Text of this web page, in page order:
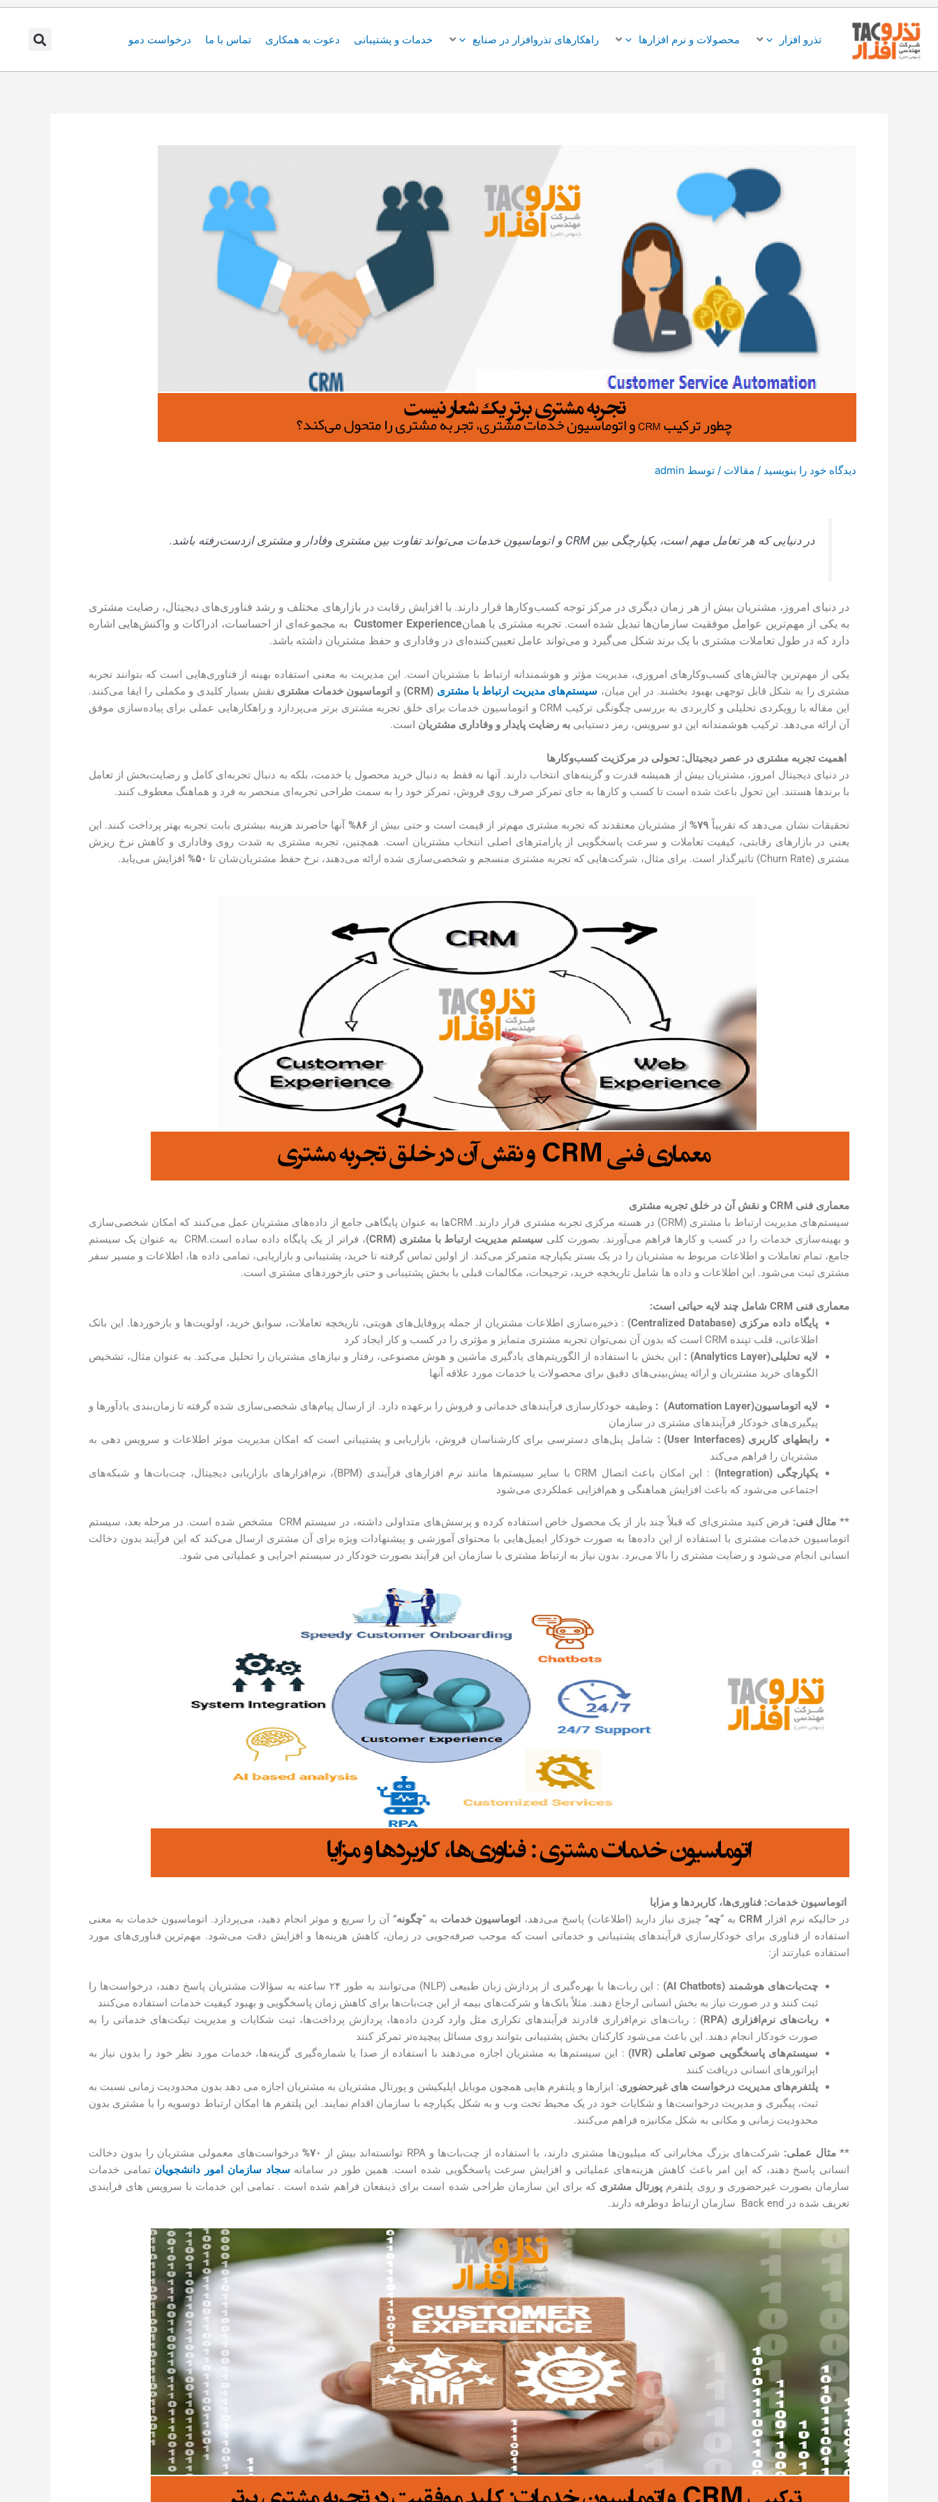
رفتن
محتوا
تذرو افزار محصولات و نرم افزارها راهکارهای تذروافزار در صنایع خدمات و پشتیبانی دعوت به همکاری تماس با ما درخواست دمو
دیدگاه‌ خود را بنویسید / مقالات / توسط admin
در دنیایی که هر تعامل مهم است، یکپارچگی بین CRM و اتوماسیون خدمات می‌تواند تفاوت بین مشتری وفادار و مشتری از‌دست‌رفته باشد.
در دنیای امروز، مشتریان بیش از هر زمان دیگری در مرکز توجه کسب‌وکارها قرار دارند. با افزایش رقابت در بازارهای مختلف و رشد فناوری‌های دیجیتال، رضایت مشتری
به یکی از مهم‌ترین عوامل موفقیت سازمان‌ها تبدیل شده است. تجربه مشتری یا همانCustomer Experience به مجموعه‌ای از احساسات، ادراکات و واکنش‌هایی اشاره
دارد که در طول تعاملات مشتری با یک برند شکل می‌گیرد و می‌تواند عامل تعیین‌کننده‌ای در وفاداری و حفظ مشتریان داشته باشد.
یکی از مهم‌ترین چالش‌های کسب‌وکارهای امروزی، مدیریت مؤثر و هوشمندانه ارتباط با مشتریان است. این مدیریت به معنی استفاده بهینه از فناوری‌هایی است که بتوانند تجربه
مشتری را به شکل قابل توجهی بهبود بخشند. در این میان، سیستم‌های مدیریت ارتباط با مشتری (CRM) و اتوماسیون خدمات مشتری نقش بسیار کلیدی و مکملی را ایفا می‌کنند.
این مقاله با رویکردی تحلیلی و کاربردی به بررسی چگونگی ترکیب CRM و اتوماسیون خدمات برای خلق تجربه مشتری برتر می‌پردازد و راهکارهایی عملی برای پیاده‌سازی موفق
آن ارائه می‌دهد. ترکیب هوشمندانه این دو سرویس، رمز دستیابی به رضایت پایدار و وفاداری مشتریان است.
اهمیت تجربه مشتری در عصر دیجیتال: تحولی در مرکزیت کسب‌وکارها
در دنیای دیجیتال امروز، مشتریان بیش از همیشه قدرت و گزینه‌های انتخاب دارند. آنها نه فقط به دنبال خرید محصول یا خدمت، بلکه به دنبال تجربه‌ای کامل و رضایت‌بخش از تعامل
با برندها هستند. این تحول باعث شده است تا کسب و کارها به جای تمرکز صرف روی فروش، تمرکز خود را به سمت طراحی تجربه‌ای منحصر به فرد و هماهنگ معطوف کنند.
تحقیقات نشان می‌دهد که تقریباً ۷۹% از مشتریان معتقدند که تجربه مشتری مهم‌تر از قیمت است و حتی بیش از۸۶%
آنها حاضرند هزینه بیشتری بابت تجربه بهتر پرداخت کنند. این
یعنی در بازارهای رقابتی، کیفیت تعاملات و سرعت پاسخگویی از پارامترهای اصلی انتخاب مشتریان است. همچنین، تجربه مشتری به شدت روی وفاداری و کاهش نرخ ریزش
مشتری (Churn Rate) تاثیرگذار است. برای مثال، شرکت‌هایی که تجربه مشتری منسجم و شخصی‌سازی شده ارائه می‌دهند، نرخ حفظ مشتریان‌شان تا
۵۰% افزایش می‌یابد.
معماری فنی
و نقش آن در خلق تجربه مشتری
سیستم‌های مدیریت ارتباط با مشتری (CRM) در هسته مرکزی تجربه مشتری قرار دارند. CRM‌ها به عنوان پایگاهی جامع از داده‌های مشتریان عمل می‌کنند که امکان شخصی‌سازی
و بهینه‌سازی خدمات را در کسب و کارها فراهم می‌آورند. بصورت کلی سیستم مدیریت ارتباط با مشتری (CRM)
، فراتر از یک پایگاه داده ساده است.CRM به عنوان یک سیستم
جامع، تمام تعاملات و اطلاعات مربوط به مشتریان را در یک بستر یکپارچه متمرکز می‌کند. از اولین تماس گرفته تا خرید، پشتیبانی و بازاریابی، تمامی داده ها، اطلاعات و مسیر سفر
مشتری ثبت می‌شود. این اطلاعات و داده ها شامل تاریخچه خرید، ترجیحات، مکالمات قبلی با بخش پشتیبانی و حتی بازخوردهای مشتری است.
معماری فنی
شامل چند لایه حیاتی است:
پایگاه داده مرکزی (Centralized Database)
: ذخیره‌سازی اطلاعات مشتریان از جمله پروفایل‌های هویتی، تاریخچه تعاملات، سوابق خرید، اولویت‌ها و بازخوردها. این بانک
اطلاعاتی، قلب تپنده CRM است که بدون آن نمی‌توان تجربه مشتری متمایز و مؤثری را در کسب و کار ایجاد کرد
لایه تحلیلی(Analytics Layer)
: این بخش با استفاده از الگوریتم‌های یادگیری ماشین و هوش مصنوعی، رفتار و نیازهای مشتریان را تحلیل می‌کند. به عنوان مثال، تشخیص
الگوهای خرید مشتریان و ارائه پیش‌بینی‌های دقیق برای محصولات یا خدمات مورد علاقه آنها
لایه اتوماسیون(Automation Layer)
: وظیفه خودکارسازی فرآیندهای خدماتی و فروش را برعهده دارد. از ارسال پیام‌های شخصی‌سازی شده گرفته تا زمان‌بندی یادآورها و
پیگیری‌های خودکار فرآیندهای مشتری در سازمان
رابطهای کاربری (User Interfaces)
: شامل پنل‌های دسترسی برای کارشناسان فروش، بازاریابی و پشتیبانی است که امکان مدیریت موثر اطلاعات و سرویس دهی به
مشتریان را فراهم می‌کند
یکپارچگی (Integration)
: این امکان باعث اتصال CRM با سایر سیستم‌ها مانند نرم افزارهای فرآیندی (BPM)، نرم‌افزارهای بازاریابی دیجیتال، چت‌بات‌ها و شبکه‌های
اجتماعی می‌شود که باعث افزایش هماهنگی و هم‌افزایی عملکردی می‌شود
** مثال فنی:
فرض کنید مشتری‌ای که قبلاً چند بار از یک محصول خاص استفاده کرده و پرسش‌های متداولی داشته، در سیستم CRM مشخص شده است. در مرحله بعد، سیستم
اتوماسیون خدمات مشتری با استفاده از این داده‌ها به صورت خودکار ایمیل‌هایی با محتوای آموزشی و پیشنهادات ویژه برای آن مشتری ارسال می‌کند که این فرآیند بدون دخالت
انسانی انجام می‌شود و رضایت مشتری را بالا می‌برد. بدون نیاز به ارتباط مشتری با سازمان این فرآیند بصورت خودکار در سیستم اجرایی و عملیاتی می شود.
اتوماسیون خدمات: فناوری‌ها، کاربردها و مزایا
در حالیکه نرم افزار CRMبه “چه” چیزی نیاز دارید (اطلاعات) پاسخ می‌دهد، اتوماسیون خدمات به “چگونه” آن را سریع و موثر انجام دهید، می‌پردازد. اتوماسیون خدمات به معنی
استفاده از فناوری برای خودکارسازی فرآیندهای پشتیبانی و خدماتی است که موجب صرفه‌جویی در زمان، کاهش هزینه‌ها و افزایش دقت می‌شود. مهم‌ترین فناوری‌های مورد
استفاده عبارتند از:
چت‌بات‌های هوشمند (AI Chatbots)
: این ربات‌ها با بهره‌گیری از پردازش زبان طبیعی (NLP) می‌توانند به طور ۲۴ ساعته به سؤالات مشتریان پاسخ دهند، درخواست‌ها را
ثبت کنند و در صورت نیاز به بخش انسانی ارجاع دهند. مثلاً بانک‌ها و شرکت‌های بیمه از این چت‌بات‌ها برای کاهش زمان پاسخگویی و بهبود کیفیت خدمات استفاده می‌کنند
ربات‌های نرم‌افزاری (RPA)
: ربات‌های نرم‌افزاری قادرند فرآیندهای تکراری مثل وارد کردن داده‌ها، پردازش پرداخت‌ها، ثبت شکایات و مدیریت تیکت‌های خدماتی را به
صورت خودکار انجام دهند. این باعث می‌شود کارکنان بخش پشتیبانی بتوانند روی مسائل پیچیده‌تر تمرکز کنند
سیستم‌های پاسخگویی صوتی تعاملی (IVR)
: این سیستم‌ها به مشتریان اجازه می‌دهند با استفاده از صدا یا شماره‌گیری گزینه‌ها، خدمات مورد نظر خود را بدون نیاز به
اپراتورهای انسانی دریافت کنند
پلتفرم‌های مدیریت درخواست های غیرحضوری: ابزارها و پلتفرم هایی همچون موبایل اپلیکیشن و پورتال مشتریان به مشتریان اجازه می دهد بدون محدودیت زمانی نسبت به
ثبت، پیگیری و مدیریت درخواست‌ها و شکایات خود در یک محیط تحت وب و به شکل یکپارچه با سازمان اقدام نمایند. این پلتفرم ها امکان ارتباط دوسویه را با مشتری بدون
محدودیت زمانی و مکانی به شکل مکانیزه فراهم می‌کنند.
** مثال عملی: شرکت‌های بزرگ مخابراتی که میلیون‌ها مشتری دارند، با استفاده از چت‌بات‌ها و RPA توانسته‌اند بیش از ۷۰%
درخواست‌های معمولی مشتریان را بدون دخالت
انسانی پاسخ دهند، که این امر باعث کاهش هزینه‌های عملیاتی و افزایش سرعت پاسخگویی شده است. همین طور در سامانه سجاد سازمان امور دانشجویان تمامی خدمات
سازمان بصورت غیرحضوری و روی پلتفرم پورتال مشتری که برای این سازمان طراحی شده است برای ذینفعان فراهم شده است . تمامی این خدمات با سرویس های فرایندی
تعریف شده در Back end سازمان ارتباط دوطرفه دارند.